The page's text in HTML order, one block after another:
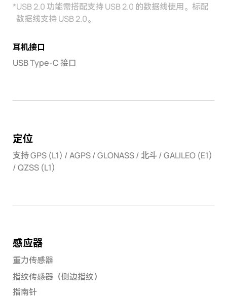
*USB 2.0 功能需搭配支持 USB 2.0 的数据线使用。标配
数据线支持 USB 2.0。
耳机接口
USB Type-C 接口
定位
支持 GPS (L1) / AGPS / GLONASS / 北斗 / GALILEO (E1)
/ QZSS (L1)
感应器
重力传感器
指纹传感器（侧边指纹）
指南针